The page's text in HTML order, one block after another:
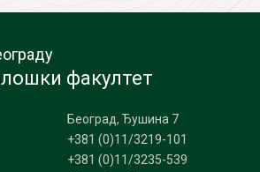
факултет
Београд, Ђушина 7
+381 (0)11/3219-101
+381 (0)11/3235-539